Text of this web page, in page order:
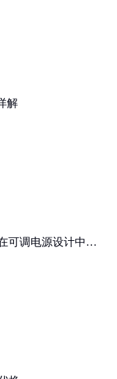
解
可调电源设计中的